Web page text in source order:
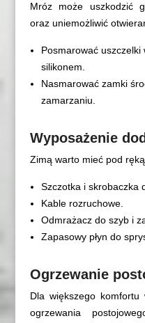
Mróz może uszkodzić
oraz uniemożliwić
Posmarować
silikonem.
Nasmarować zamki
zamarzaniu.
Wyposażenie
Zimą warto mieć pod
Szczotka i skrobaczka
Kable rozruchowe.
Odmrażacz do szyb i
Zapasowy płyn do
Ogrzewanie
Dla większego
ogrzewania